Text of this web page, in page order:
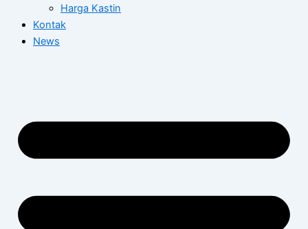
Harga Kastin
Kontak
News